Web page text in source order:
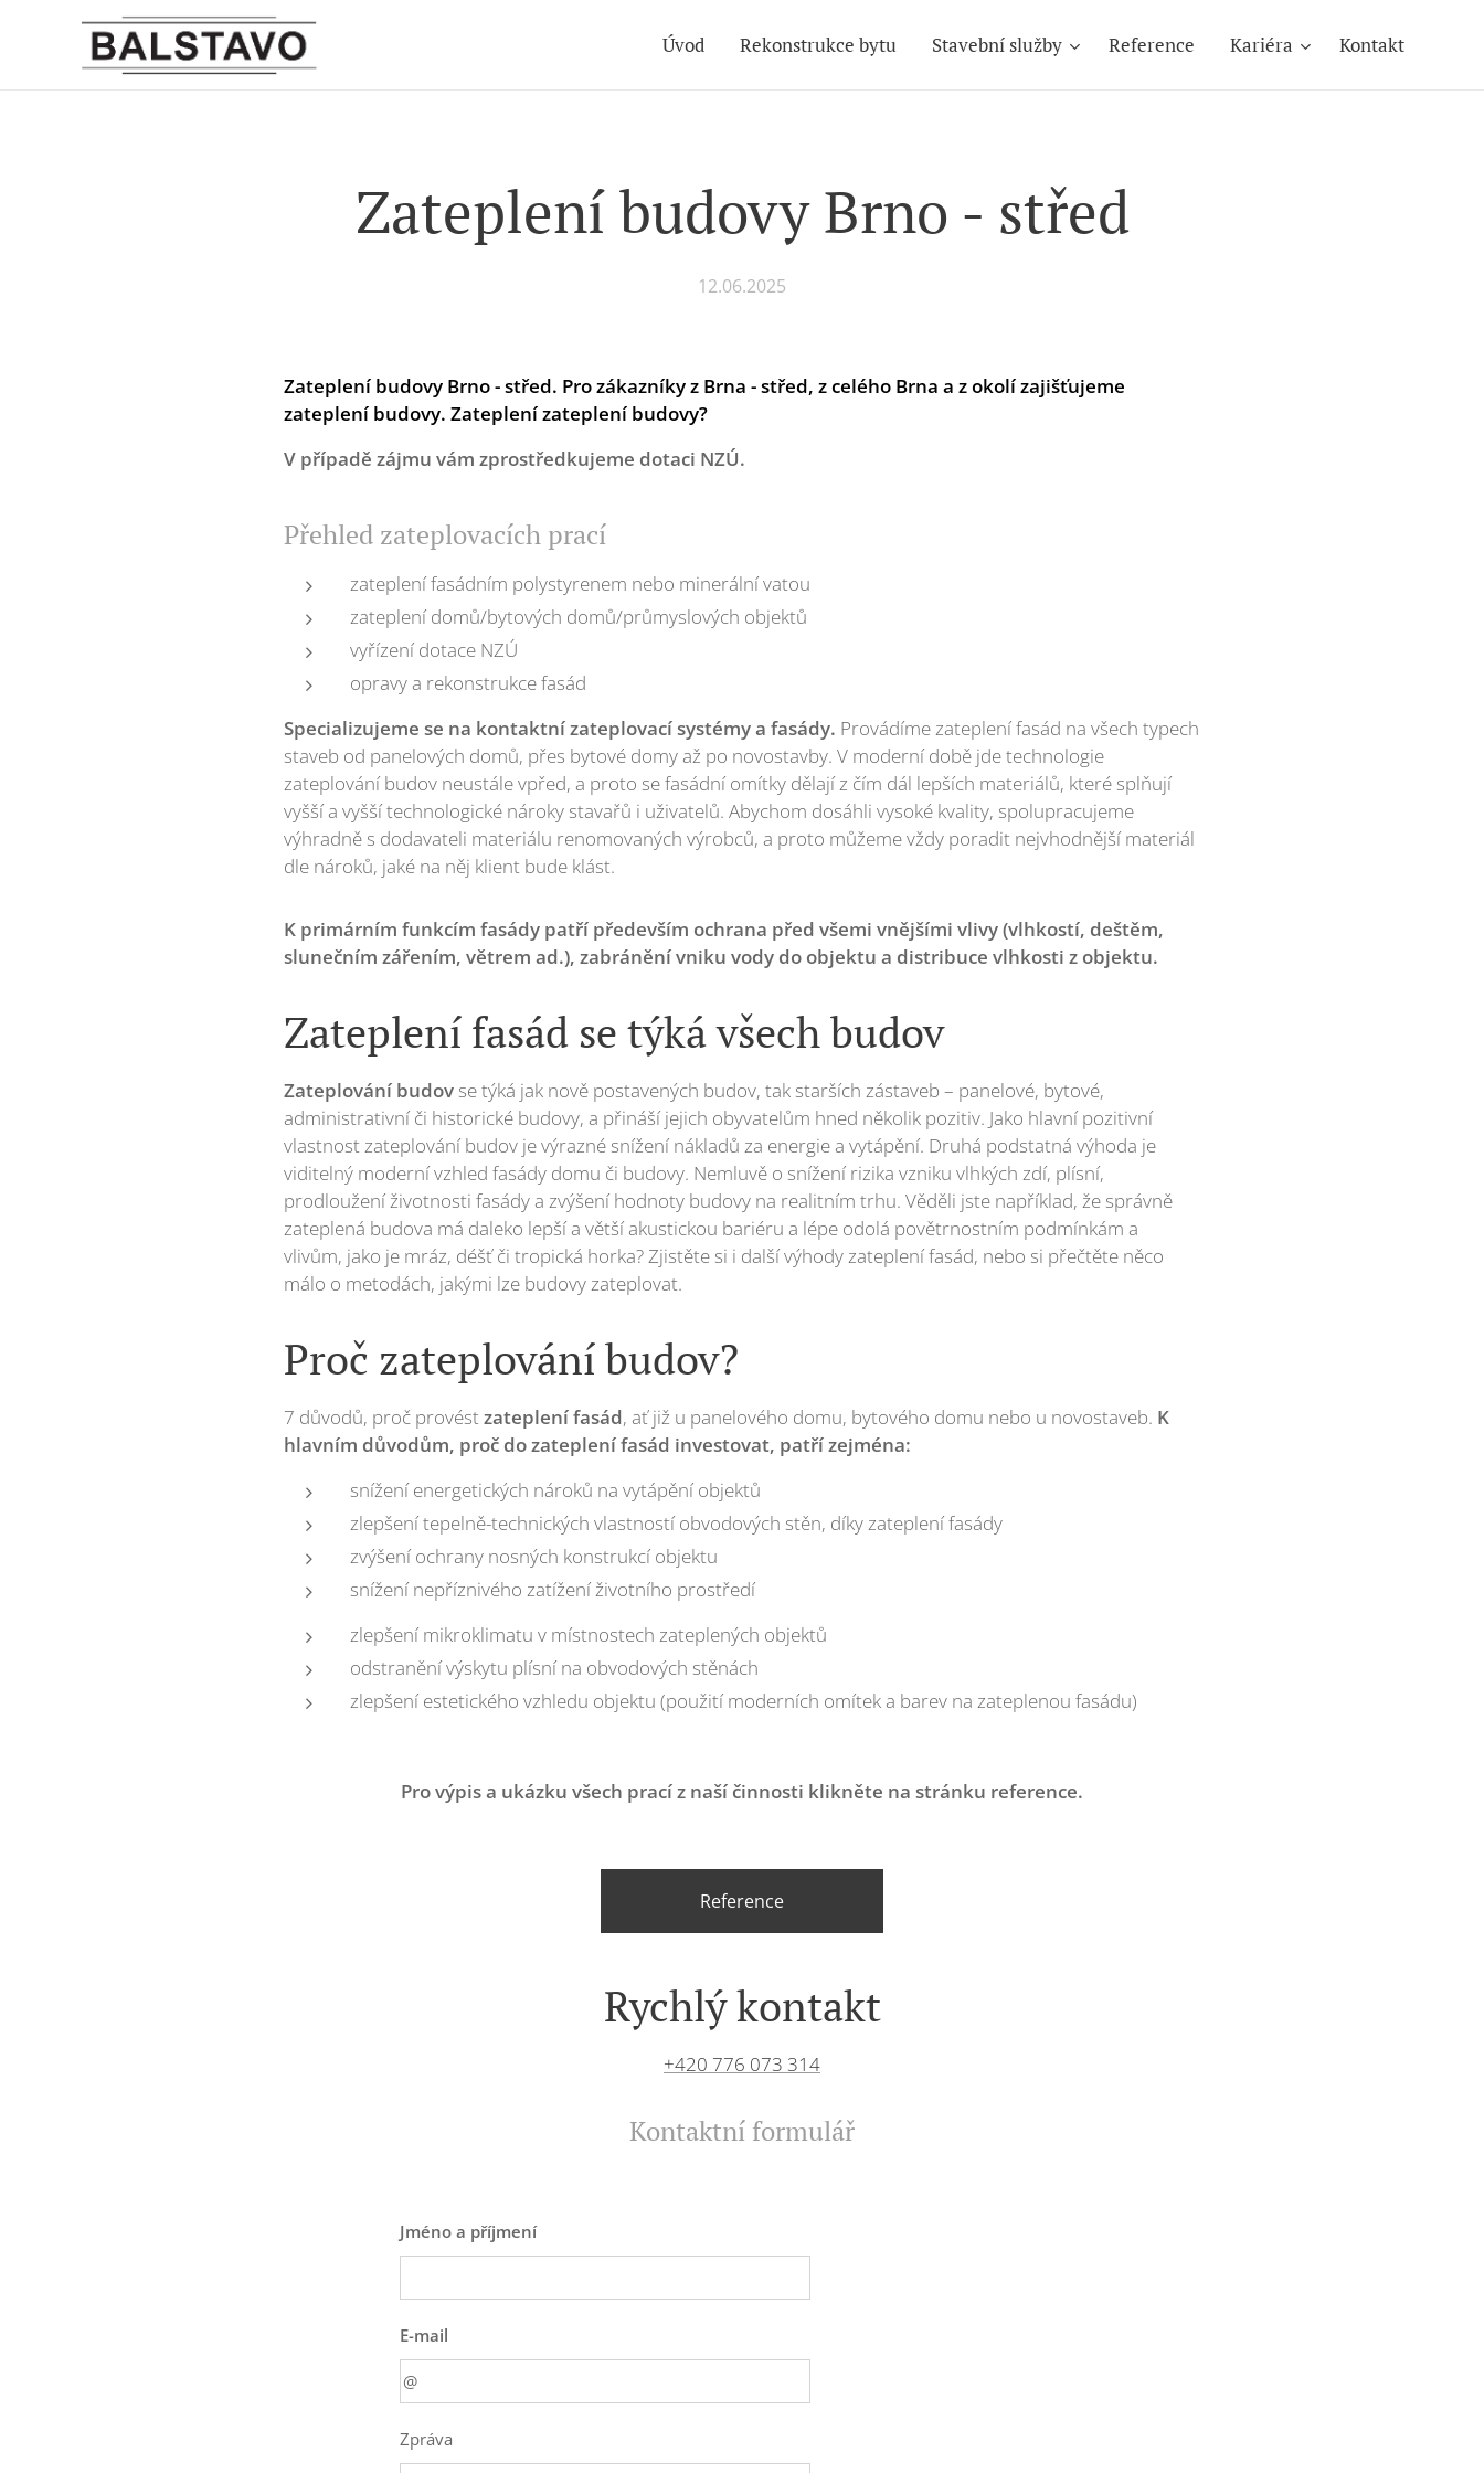
Úvod Rekonstrukce bytu Stavební služby Reference Kariéra Kontakt
Zateplení budovy Brno - střed
12.06.2025
Zateplení budovy Brno - střed. Pro zákazníky z Brna - střed, z celého Brna a z okolí zajišťujeme
zateplení budovy. Zateplení zateplení budovy?
V případě zájmu vám zprostředkujeme dotaci NZÚ.
Přehled zateplovacích prací
zateplení fasádním polystyrenem nebo minerální vatou
zateplení domů/bytových domů/průmyslových objektů
vyřízení dotace NZÚ
opravy a rekonstrukce fasád
Specializujeme se na kontaktní zateplovací systémy a fasády. Provádíme zateplení fasád na všech typech
staveb od panelových domů, přes bytové domy až po novostavby. V moderní době jde technologie
zateplování budov neustále vpřed, a proto se fasádní omítky dělají z čím dál lepších materiálů, které splňují
vyšší a vyšší technologické nároky stavařů i uživatelů. Abychom dosáhli vysoké kvality, spolupracujeme
výhradně s dodavateli materiálu renomovaných výrobců, a proto můžeme vždy poradit nejvhodnější materiál
dle nároků, jaké na něj klient bude klást.
K primárním funkcím fasády patří především ochrana před všemi vnějšími vlivy (vlhkostí, deštěm,
slunečním zářením, větrem ad.), zabránění vniku vody do objektu a distribuce vlhkosti z objektu.
Zateplení fasád se týká všech budov
Zateplování budov se týká jak nově postavených budov, tak starších zástaveb – panelové, bytové,
administrativní či historické budovy, a přináší jejich obyvatelům hned několik pozitiv. Jako hlavní pozitivní
vlastnost zateplování budov je výrazné snížení nákladů za energie a vytápění. Druhá podstatná výhoda je
viditelný moderní vzhled fasády domu či budovy. Nemluvě o snížení rizika vzniku vlhkých zdí, plísní,
prodloužení životnosti fasády a zvýšení hodnoty budovy na realitním trhu. Věděli jste například, že správně
zateplená budova má daleko lepší a větší akustickou bariéru a lépe odolá povětrnostním podmínkám a
vlivům, jako je mráz, déšť či tropická horka? Zjistěte si i další výhody zateplení fasád, nebo si přečtěte něco
málo o metodách, jakými lze budovy zateplovat.
Proč zateplování budov?
7 důvodů, proč provéstzateplení fasád, ať již u panelového domu, bytového domu nebo u novostaveb. K
hlavním důvodům, proč do zateplení fasád investovat, patří zejména:
snížení energetických nároků na vytápění objektů
zlepšení tepelně-technických vlastností obvodových stěn, díky zateplení fasády
zvýšení ochrany nosných konstrukcí objektu
snížení nepříznivého zatížení životního prostředí
zlepšení mikroklimatu v místnostech zateplených objektů
odstranění výskytu plísní na obvodových stěnách
zlepšení estetického vzhledu objektu (použití moderních omítek a barev na zateplenou fasádu)
Pro výpis a ukázku všech prací z naší činnosti klikněte na stránku reference.
Reference
Rychlý kontakt
+420 776 073 314
Kontaktní formulář
Jméno a příjmení
E-mail
Zpráva